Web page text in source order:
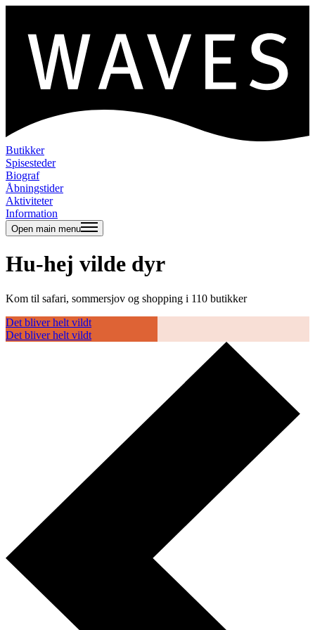
Butikker
Spisesteder
Biograf
Åbningstider
Aktiviteter
Information
Open main menu
Hu-hej vilde dyr
Kom til safari, sommersjov og shopping i 110 butikker
Det bliver helt vildt
Det bliver helt vildt